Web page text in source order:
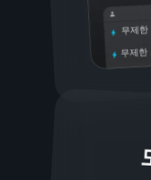
무제한
무제한